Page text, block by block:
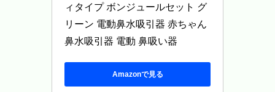
ィタイプ ボンジュールセット グ
リーン 電動鼻水吸引器 赤ちゃん
鼻水吸引器 電動 鼻吸い器
Amazonで見る